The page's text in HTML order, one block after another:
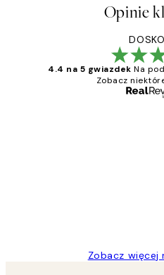
Opinie
4.4 na 5 gwiazdek Na
Zobacz
Zobacz więcej